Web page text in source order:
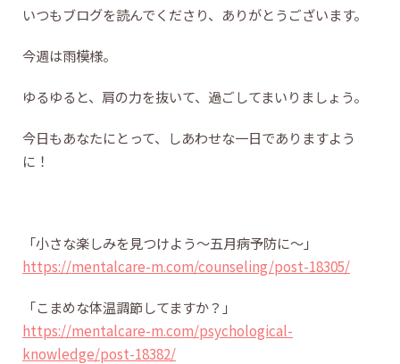
いつもブログを読んでくださり、ありがとうございます。
今週は雨模様。
ゆるゆると、肩の力を抜いて、過ごしてまいりましょう。
今日もあなたにとって、しあわせな一日でありますよう
に！
「小さな楽しみを見つけよう〜五月病予防に〜」
https://mentalcare-m.com/counseling/post-18305/
「こまめな体温調節してますか？」
https://mentalcare-m.com/psychological-
knowledge/post-18382/